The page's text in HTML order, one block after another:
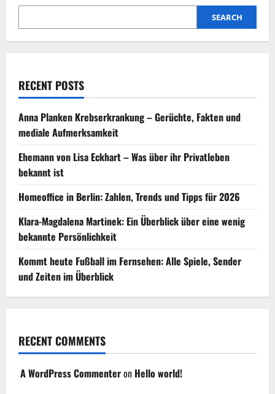
bei
Rückenschmerzen
kann
SEARCH
RECENT POSTS
Anna Planken Krebserkrankung – Gerüchte, Fakten und
mediale Aufmerksamkeit
Ehemann von Lisa Eckhart – Was über ihr Privatleben
bekannt ist
Homeoffice in Berlin: Zahlen, Trends und Tipps für 2026
Klara-Magdalena Martinek: Ein Überblick über eine wenig
bekannte Persönlichkeit
Kommt heute Fußball im Fernsehen: Alle Spiele, Sender
und Zeiten im Überblick
RECENT COMMENTS
A WordPress Commenteron Hello world!